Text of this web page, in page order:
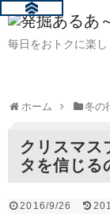
毎日をおトクに楽し
ホーム 冬の
クリスマス
タを信じる
2016/9/26